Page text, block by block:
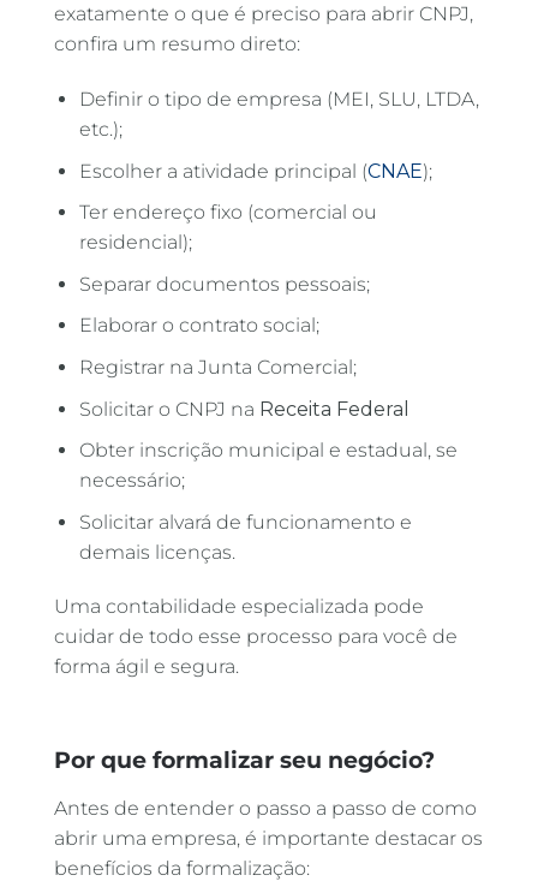
exatamente o que é preciso para abrir CNPJ,
confira um resumo direto:
Definir o tipo de empresa (MEI, SLU, LTDA,
etc.);
Escolher a atividade principal (CNAE);
Ter endereço fixo (comercial ou
residencial);
Separar documentos pessoais;
Elaborar o contrato social;
Registrar na Junta Comercial;
Solicitar o CNPJ na Receita Federal
Obter inscrição municipal e estadual, se
necessário;
Solicitar alvará de funcionamento e
demais licenças.
Uma contabilidade especializada pode
cuidar de todo esse processo para você de
forma ágil e segura.
Por que formalizar seu negócio?
Antes de entender o passo a passo de como
abrir uma empresa, é importante destacar os
benefícios da formalização: